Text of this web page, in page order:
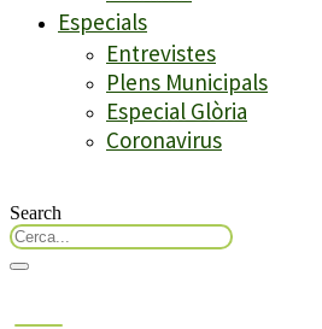
Especials
Entrevistes
Plens Municipals
Especial Glòria
Coronavirus
Search